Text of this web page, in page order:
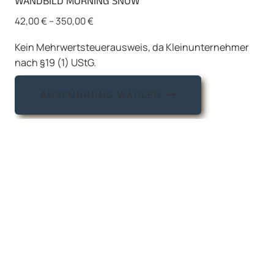
42,00€–350,00€
Kein Mehrwertsteuerausweis, da Kleinunternehmer
nach §19 (1) UStG.
AUSFÜHRUNG WÄHLEN
Dieses
weist